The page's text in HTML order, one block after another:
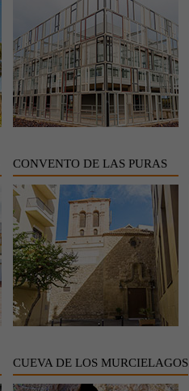
CONVENTO DE LAS PURAS
CUEVA DE LOS MURCIELAGOS